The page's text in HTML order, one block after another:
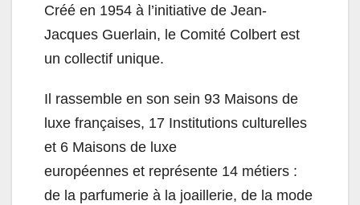
Créé en 1954 à l’initiative de Jean-
Jacques Guerlain, le Comité Colbert est
un collectif unique.
Il rassemble en son sein 93 Maisons de
luxe françaises, 17 Institutions culturelles
et 6 Maisons de luxe
européennes et représente 14 métiers :
de la parfumerie à la joaillerie, de la mode